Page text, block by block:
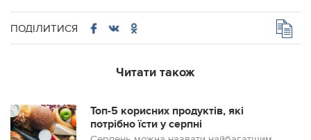
ПОДІЛИТИСЯ
Читати також
Топ-5 корисних продуктів, які
потрібно їсти у серпні